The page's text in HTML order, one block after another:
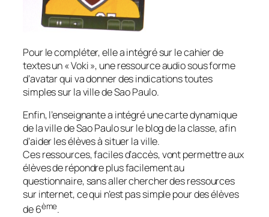
Pour le compléter, elle a intégré sur le cahier de
textes un « Voki », une ressource audio sous forme
d’avatar qui va donner des indications toutes
simples sur la ville de Sao Paulo.
Enfin, l’enseignante a intégré une carte dynamique
de la ville de Sao Paulo sur le blog de la classe, afin
d’aider les élèves à situer la ville.
Ces ressources, faciles d’accès, vont permettre aux
élèves de répondre plus facilement au
questionnaire, sans aller chercher des ressources
sur internet, ce qui n’est pas simple pour des élèves
de 6ème.